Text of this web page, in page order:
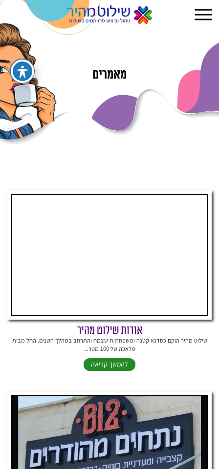
מאמרים
אודות שילוט מהיר
שילוט מהיר הוקם כסדנא קטנה ומשפחתית שצמח והתרחב במהלך השנים. החל מבית
מלאכה של 100 מטר...
להמשך קריאה